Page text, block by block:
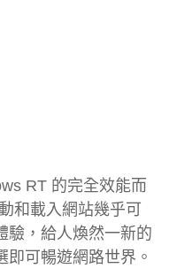
RT 的完全效能而
和載入網站幾乎可
驗，給人煥然一新的
可暢遊網路世界。